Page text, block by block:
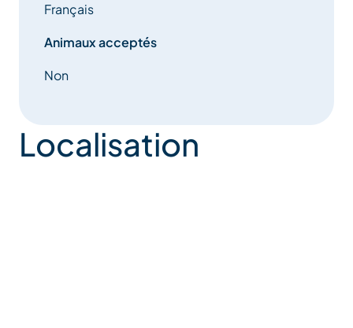
Français
Animaux acceptés
Non
Localisation